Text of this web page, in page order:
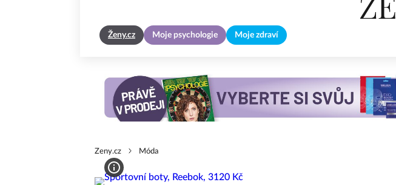
Ženy.cz Moje psychologie Moje zdraví
Zeny.cz Móda